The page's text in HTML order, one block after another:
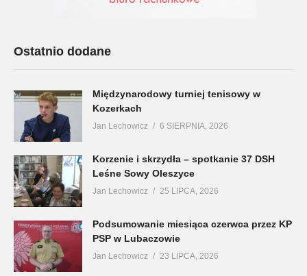
Ostatnio dodane
Międzynarodowy turniej tenisowy w
Kozerkach
Jan Lechowicz 6 SIERPNIA, 2026
Korzenie i skrzydła – spotkanie 37 DSH
Leśne Sowy Oleszyce
Jan Lechowicz 25 LIPCA, 2026
Podsumowanie miesiąca czerwca przez KP
PSP w Lubaczowie
Jan Lechowicz 23 LIPCA, 2026